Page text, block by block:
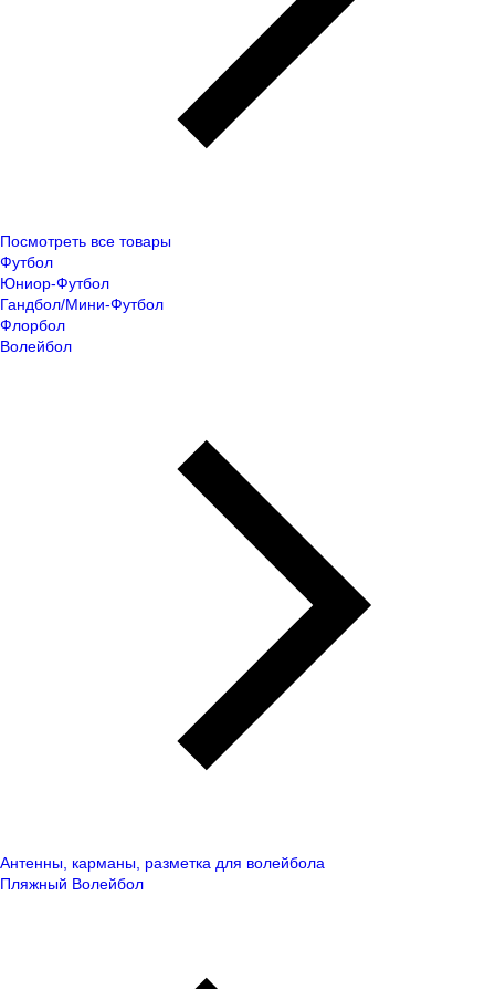
Посмотреть все товары
Футбол
Юниор-Футбол
Гандбол/Мини-Футбол
Флорбол
Волейбол
Антенны, карманы, разметка для волейбола
Пляжный Волейбол